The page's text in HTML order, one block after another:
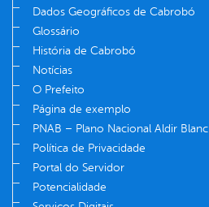
Dados Geográficos de Cabrobó
Glossário
História de Cabrobó
Notícias
O Prefeito
Página de exemplo
PNAB – Plano Nacional Aldir Blanc
Política de Privacidade
Portal do Servidor
Potencialidade